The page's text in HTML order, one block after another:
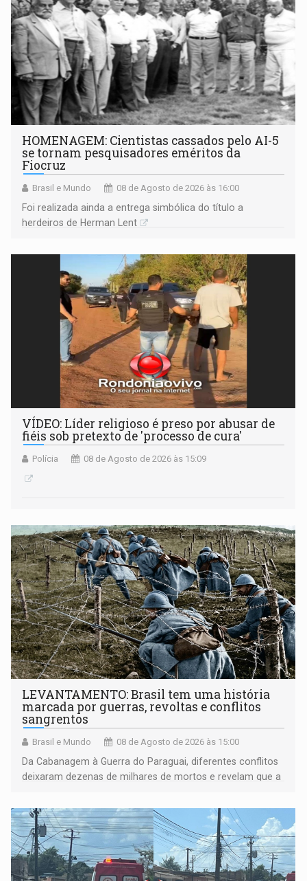
HOMENAGEM: Cientistas cassados pelo AI-5
se tornam pesquisadores eméritos da
Fiocruz
Brasil e Mundo 08 de Agosto de 2026 às 16:00
Foi realizada ainda a entrega simbólica do título a
herdeiros de Herman Lent
VÍDEO: Líder religioso é preso por abusar de
fiéis sob pretexto de 'processo de cura'
Polícia 08 de Agosto de 2026 às 15:09
LEVANTAMENTO: Brasil tem uma história
marcada por guerras, revoltas e conflitos
sangrentos
Brasil e Mundo 08 de Agosto de 2026 às 15:00
Da Cabanagem à Guerra do Paraguai, diferentes conflitos
deixaram dezenas de milhares de mortos e revelam que a
territoriais e sociais